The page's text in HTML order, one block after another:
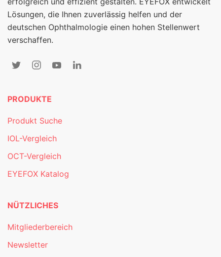
Lösungen, die Ihnen zuverlässig helfen und der
deutschen Ophthalmologie einen hohen Stellenwert
verschaffen.
PRODUKTE
Produkt Suche
IOL-Vergleich
OCT-Vergleich
EYEFOX Katalog
NÜTZLICHES
Mitgliederbereich
Newsletter